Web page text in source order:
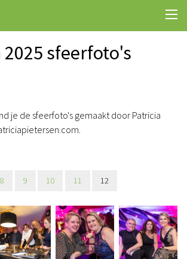
2025 sfeerfoto's
je de sfeerfoto's gemaakt door Patricia
8 9 10 11 12